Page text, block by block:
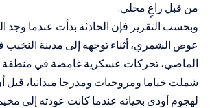
من قبل راعٍ محلي.
وبحسب التقرير فإن الحادثة بدأت عندما وجد
عوض الشمري، أثناء توجهه إلى مدينة
الماضي، تحركات عسكرية غامضة في منطقة
شملت خياما ومروحيات ومدرجا ميدانيا، قبل
لهجوم أودى بحياته عندما كانت عودته إلى